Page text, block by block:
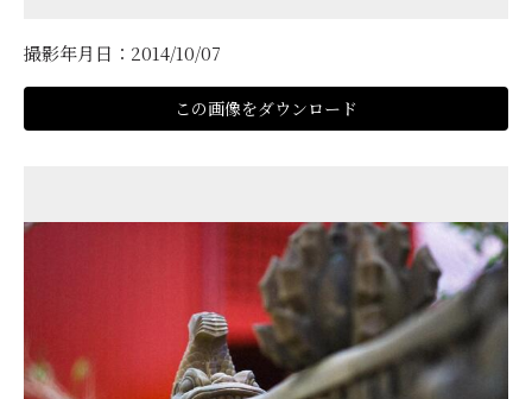
撮影年月日：2014/10/07
この画像をダウンロード